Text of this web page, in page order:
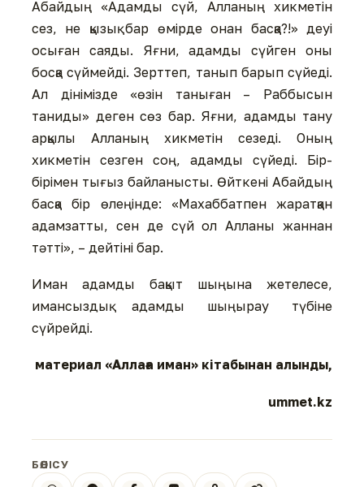
Абайдың «Адамды сүй, Алланың хикметін
сез, не қызық бар өмірде онан басқа?!» деуі
осыған саяды. Яғни, адамды сүйген оны
босқа сүймейді. Зерттеп, танып барып сүйеді.
Ал дінімізде «өзін таныған – Раббысын
таниды» деген сөз бар. Яғни, адамды тану
арқылы Алланың хикметін сезеді. Оның
хикметін сезген соң, адамды сүйеді. Бір-
бірімен тығыз байланысты. Өйткені Абайдың
басқа бір өлеңінде: «Махаббатпен жаратқан
адамзатты, сен де сүй ол Алланы жаннан
тәтті», – дейтіні бар.
Иман адамды бақыт шыңына жетелесе,
имансыздық адамды шыңырау түбіне
сүйрейді.
материал «Аллаға иман» кітабынан алынды,
ummet.kz
БӨЛІСУ